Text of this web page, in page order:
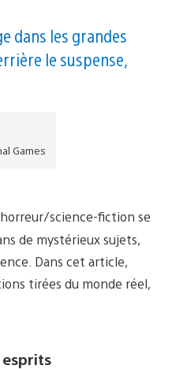
SOMA,
le
jeu
d’horreur/science-
dans les grandes
le suspense,
Games
science-fiction se
de mystérieux sujets,
Dans cet article,
tirées du monde réel,